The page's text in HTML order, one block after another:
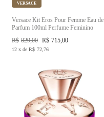
VERSACE
Versace Kit Eros Pour Femme Eau de
Parfum 100ml Perfume Feminino
R$ 715,00
R$ 829,00
12 x de R$ 72,76